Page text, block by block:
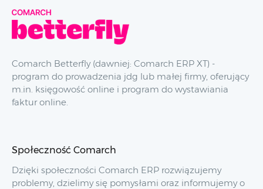
Comarch Betterfly (dawniej: Comarch ERP XT) -
program do prowadzenia jdg lub małej firmy, oferujący
m.in. księgowość online i program do wystawiania
faktur online.
Społeczność Comarch
Dzięki społeczności Comarch ERP rozwiązujemy
problemy, dzielimy się pomysłami oraz informujemy o